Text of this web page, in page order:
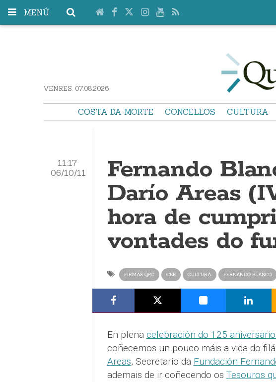
MENÚ
VENRES. 07.08.2026
COSTA DA MORTE CONCELLOS CULTURA
11:17
06/10/11
Fernando
Darío Areas
hora de
vontades do
FIRMAS QPC CEE CULTURA FERNANDO BLANCO
En plena celebración do 125
coñecemos un pouco máis a vida do
Areas, Secretario da Fundación
ademais de ir coñecendo os Tesouros